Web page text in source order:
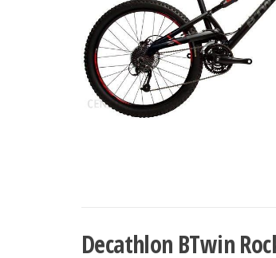
Decathlon BTwin